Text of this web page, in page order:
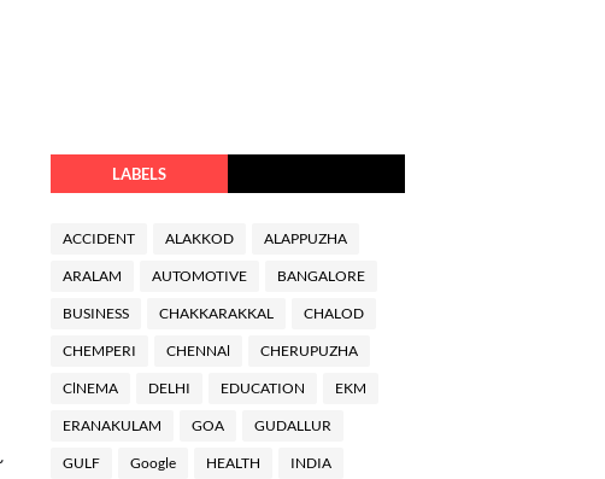
LABELS
ACCIDENT ALAKKOD ALAPPUZHA
ARALAM AUTOMOTIVE BANGALORE
BUSINESS CHAKKARAKKAL CHALOD
CHEMPERI CHENNAl CHERUPUZHA
ClNEMA DELHI EDUCATION EKM
ERANAKULAM GOA GUDALLUR
GULF Google HEALTH INDIA